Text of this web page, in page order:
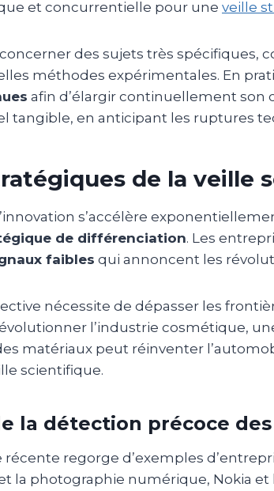
et concurrentielle pour une veille
des sujets très spécifiques,
méthodes expérimentales. En
afin d’élargir continuellement son
tangible, en anticipant les ruptures
de la veille
s’accélère
de différenciation. Les
faibles qui annoncent les
nécessite de dépasser les
l’industrie cosmétique,
matériaux peut réinventer
scientifique.
la détection précoce
regorge d’exemples
la photographie numérique, Nokia